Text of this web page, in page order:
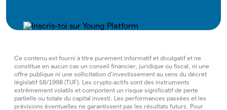
Ce contenu est fourni à titre purement informatif et divulgatif et ne
constitue en aucun cas un conseil financier, juridique ou fiscal, ni une
offre publique ni une sollicitation d’investissement au sens du décret
législatif 58/1998 (TUF). Les crypto‑actifs sont des instruments
extrêmement volatils et comportent un risque significatif de perte
partielle ou totale du capital investi. Les performances passées et les
prévisions éventuelles ne garantissent pas les résultats futurs. Pour